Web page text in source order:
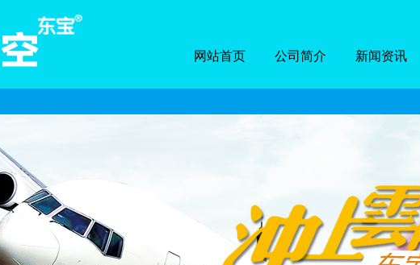
网站首页 公司简介 新闻资讯